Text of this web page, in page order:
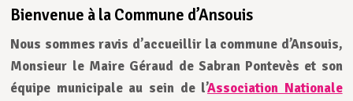
Bienvenue à la Commune d’Ansouis
Nous sommes ravis d’accueillir la commune d’Ansouis,
Monsieur le Maire Géraud de Sabran Pontevès et son
équipe municipale au sein de l’Association Nationale